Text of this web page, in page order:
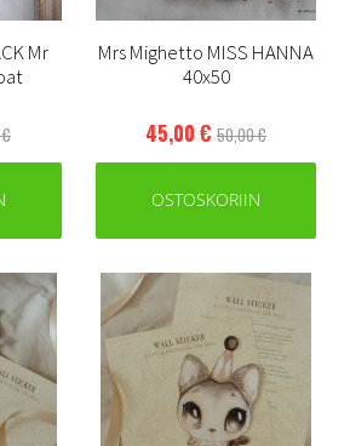
Mr
Mrs Mighetto MISS HANNA
40x50
45,00 € 50,00 €
OSTOSKORIIN